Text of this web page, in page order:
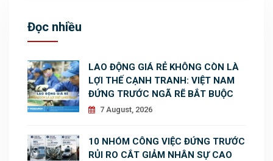
Đọc nhiều
LAO ĐỘNG GIÁ RẺ KHÔNG CÒN LÀ
LỢI THẾ CẠNH TRANH: VIỆT NAM
ĐỨNG TRƯỚC NGÃ RẼ BẮT BUỘC
7 August, 2026
10 NHÓM CÔNG VIỆC ĐỨNG TRƯỚC
RỦI RO CẮT GIẢM NHÂN SỰ CAO